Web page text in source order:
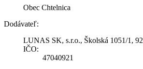
Obec Chtelnica
Dodávateľ:
LUNAS SK, s.r.o., Školská 1051/1,
IČO:
47040921